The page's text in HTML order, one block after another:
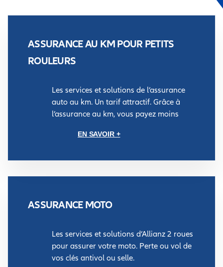
ASSURANCE AU KM POUR PETITS
ROULEURS
Les services et solutions de l’assurance
auto au km. Un tarif attractif. Grâce à
l’assurance au km, vous payez moins
EN SAVOIR +
ASSURANCE MOTO
Les services et solutions d’Allianz 2 roues
pour assurer votre moto. Perte ou vol de
vos clés antivol ou selle.